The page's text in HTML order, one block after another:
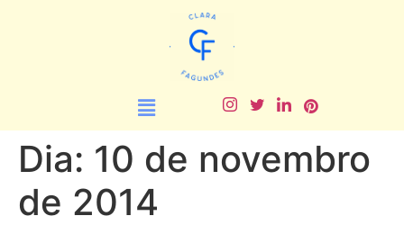
Dia: 10 de novembro
de 2014